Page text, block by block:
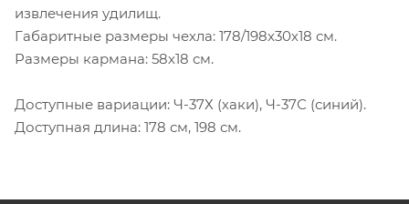
извлечения удилищ.
Габаритные размеры чехла: 178/198х30х18 см.
Размеры кармана: 58х18 см.
Доступные вариации: Ч-37Х (хаки), Ч-37С (синий).
Доступная длина: 178 см, 198 см.